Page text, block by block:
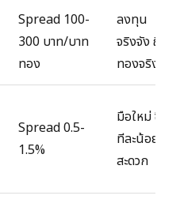
Spread 100-
300 บาท/บาท
ทอง
ลงทุน
จริงจัง ถือ
ทองจริง
Spread 0.5-
1.5%
มือใหม่ ซื้อ
ทีละน้อย
สะดวก